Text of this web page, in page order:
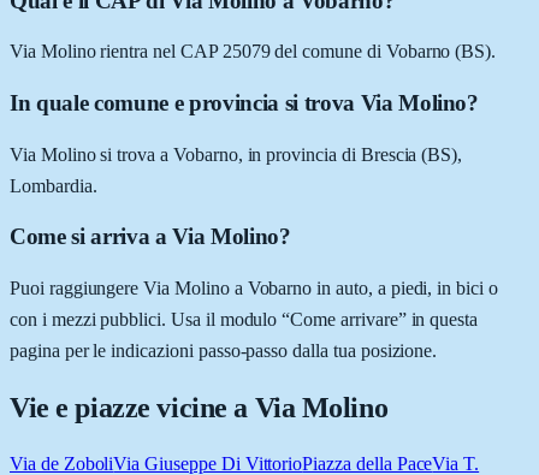
Via Molino rientra nel CAP 25079 del comune di Vobarno (BS).
In quale comune e provincia si trova Via Molino?
Via Molino si trova a Vobarno, in provincia di Brescia (BS),
Lombardia.
Come si arriva a Via Molino?
Puoi raggiungere Via Molino a Vobarno in auto, a piedi, in bici o
con i mezzi pubblici. Usa il modulo “Come arrivare” in questa
pagina per le indicazioni passo-passo dalla tua posizione.
Vie e piazze vicine a Via Molino
Via de ZoboliVia Giuseppe Di VittorioPiazza della PaceVia T.